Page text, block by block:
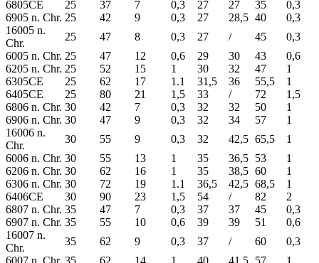
6805CE
25 37 7 0,3 27 27 35
0,3
6905 n. Chr. 25 42 9 0,3 27 28,5 40
0,3
16005 n.
Chr.
25 47 8 0,3 27 / 45
0,3
6005 n. Chr. 25 47 12 0,6 29 30 43
0,6
6205 n. Chr. 25 52 15 1 30 32 47
1
6305CE
25 62 17 1.1 31,5 36 55,5
1
6405CE
25 80 21 1,5 33 / 72
1,5
6806 n. Chr. 30 42 7 0,3 32 32 50
1
6906 n. Chr. 30 47 9 0,3 32 34 57
1
16006 n.
Chr.
30 55 9 0,3 32 42,5 65,5
1
6006 n. Chr. 30 55 13 1 35 36,5 53
1
6206 n. Chr. 30 62 16 1 35 38,5 60
1
6306 n. Chr. 30 72 19 1.1 36,5 42,5 68,5
1
6406CE
30 90 23 1,5 54 / 82
2
6807 n. Chr. 35 47 7 0,3 37 37 45
0,3
6907 n. Chr. 35 55 10 0,6 39 39 51
0,6
16007 n.
Chr.
35 62 9 0,3 37 / 60
0,3
6007 n. Chr. 35 62 14 1 40 41,5 57
1